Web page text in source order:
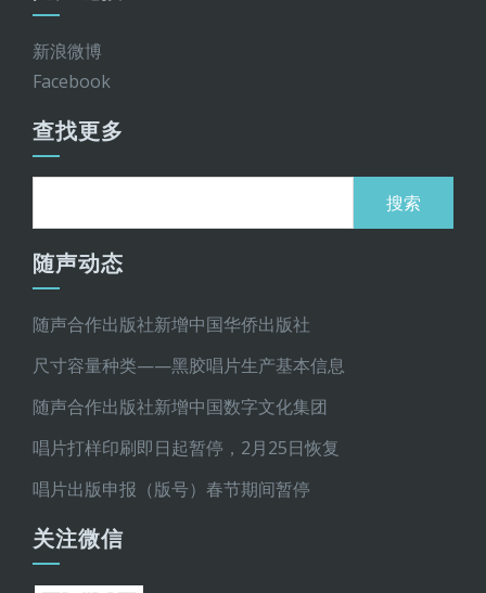
新浪微博
Facebook
查找更多
随声动态
随声合作出版社新增中国华侨出版社
尺寸容量种类——黑胶唱片生产基本信息
随声合作出版社新增中国数字文化集团
唱片打样印刷即日起暂停，2月25日恢复
唱片出版申报（版号）春节期间暂停
关注微信